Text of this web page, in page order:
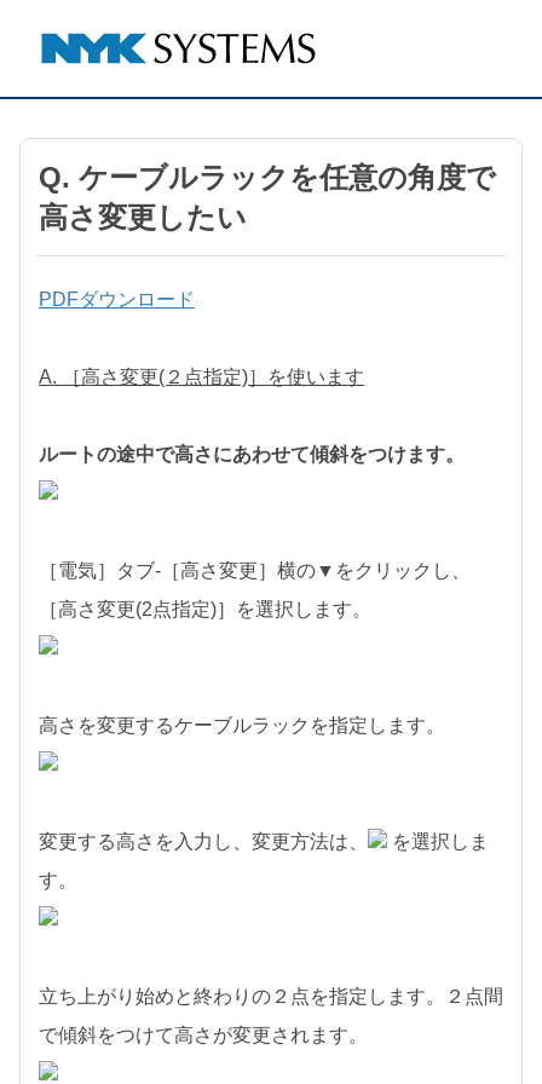
Q. ケーブルラックを任意の角度で
高さ変更したい
PDFダウンロード
A. ［高さ変更(２点指定)］を使います
ルートの途中で高さにあわせて傾斜をつけます。
［電気］タブ-［高さ変更］横の▼をクリックし、
［高さ変更(2点指定)］を選択します。
高さを変更するケーブルラックを指定します。
変更する高さを入力し、変更方法は、
を選択しま
す。
立ち上がり始めと終わりの２点を指定します。２点間
で傾斜をつけて高さが変更されます。